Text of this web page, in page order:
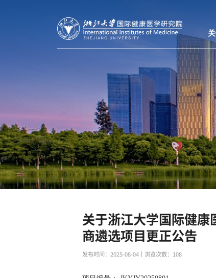
关于浙江大学国际健
商遴选项目更正公告
发布时间：2025-08-04 丨浏览次数： 108